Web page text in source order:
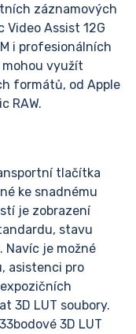
záznamových
Assist 12G
i profesionálních
mohou využít
formátů, od Apple
RAW.
tlačítka
ke snadnému
je zobrazení
stavu
Navíc je možné
asistenci pro
3D LUT soubory.
3D LUT